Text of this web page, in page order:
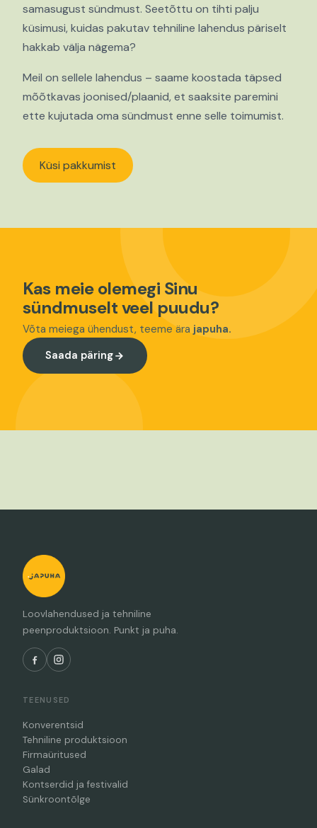
samasugust sündmust. Seetõttu on tihti palju
küsimusi, kuidas pakutav tehniline lahendus päriselt
hakkab välja nägema?
Meil on sellele lahendus – saame koostada täpsed
mõõtkavas joonised/plaanid, et saaksite paremini
ette kujutada oma sündmust enne selle toimumist.
Küsi pakkumist
Kas meie olemegi Sinu
sündmuselt veel puudu?
Võta meiega ühendust, teeme ära japuha.
Saada päring
Loovlahendused ja tehniline
peenproduktsioon. Punkt ja puha.
TEENUSED
Konverentsid
Tehniline produktsioon
Firmaüritused
Galad
Kontserdid ja festivalid
Sünkroontõlge